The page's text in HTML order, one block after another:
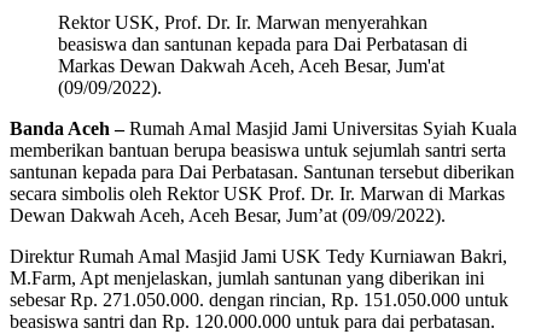
Rektor USK, Prof. Dr. Ir. Marwan menyerahkan
beasiswa dan santunan kepada para Dai Perbatasan di
Markas Dewan Dakwah Aceh, Aceh Besar, Jum'at
(09/09/2022).
Banda Aceh –Rumah Amal Masjid Jami Universitas Syiah Kuala
memberikan bantuan berupa beasiswa untuk sejumlah santri serta
santunan kepada para Dai Perbatasan. Santunan tersebut diberikan
secara simbolis oleh Rektor USK Prof. Dr. Ir. Marwan di Markas
Dewan Dakwah Aceh, Aceh Besar, Jum’at (09/09/2022).
Direktur Rumah Amal Masjid Jami USK Tedy Kurniawan Bakri,
M.Farm, Apt menjelaskan, jumlah santunan yang diberikan ini
sebesar Rp. 271.050.000. dengan rincian, Rp. 151.050.000 untuk
beasiswa santri dan Rp. 120.000.000 untuk para dai perbatasan.